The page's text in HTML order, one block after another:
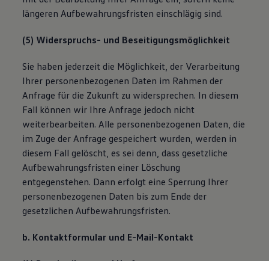
längeren Aufbewahrungsfristen einschlägig sind.
(5) Widerspruchs- und Beseitigungsmöglichkeit
Sie haben jederzeit die Möglichkeit, der Verarbeitung
Ihrer personenbezogenen Daten im Rahmen der
Anfrage für die Zukunft zu widersprechen. In diesem
Fall können wir Ihre Anfrage jedoch nicht
weiterbearbeiten. Alle personenbezogenen Daten, die
im Zuge der Anfrage gespeichert wurden, werden in
diesem Fall gelöscht, es sei denn, dass gesetzliche
Aufbewahrungsfristen einer Löschung
entgegenstehen. Dann erfolgt eine Sperrung Ihrer
personenbezogenen Daten bis zum Ende der
gesetzlichen Aufbewahrungsfristen.
b. Kontaktformular und E-Mail-Kontakt